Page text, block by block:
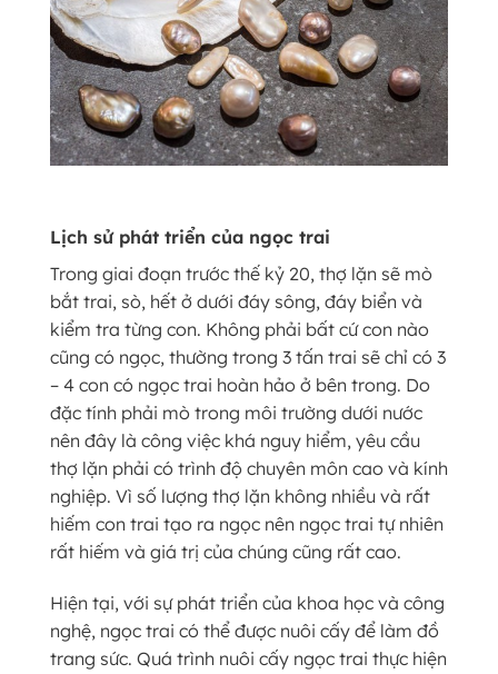
Lịch sử phát triển của ngọc trai​
Trong giai đoạn trước thế kỷ 20, thợ lặn sẽ mò
bắt trai, sò, hết ở dưới đáy sông, đáy biển và
kiểm tra từng con. Không phải bất cứ con nào
cũng có ngọc, thường trong 3 tấn trai sẽ chỉ có 3
– 4 con có ngọc trai hoàn hảo ở bên trong. Do
đặc tính phải mò trong môi trường dưới nước
nên đây là công việc khá nguy hiểm, yêu cầu
thợ lặn phải có trình độ chuyên môn cao và kính
nghiệp. Vì số lượng thợ lặn không nhiều và rất
hiếm con trai tạo ra ngọc nên ngọc trai tự nhiên
rất hiếm và giá trị của chúng cũng rất cao.
Hiện tại, với sự phát triển của khoa học và công
nghệ, ngọc trai có thể được nuôi cấy để làm đồ
trang sức. Quá trình nuôi cấy ngọc trai thực hiện